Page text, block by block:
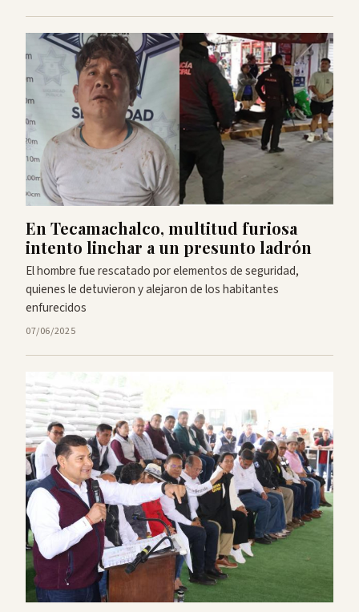
En Tecamachalco, multitud furiosa
intento linchar a un presunto ladrón
El hombre fue rescatado por elementos de seguridad,
quienes le detuvieron y alejaron de los habitantes
enfurecidos
07/06/2025